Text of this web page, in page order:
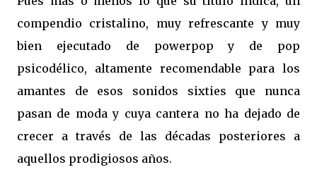
compendio cristalino, muy refrescante y muy
bien ejecutado de powerpop y de pop
psicodélico, altamente recomendable para los
amantes de esos sonidos sixties que nunca
pasan de moda y cuya cantera no ha dejado de
crecer a través de las décadas posteriores a
aquellos prodigiosos años.